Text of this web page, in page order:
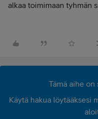
alkaa toimimaan tyhmän
Tämä aihe
Käytä hakua löytääksesi